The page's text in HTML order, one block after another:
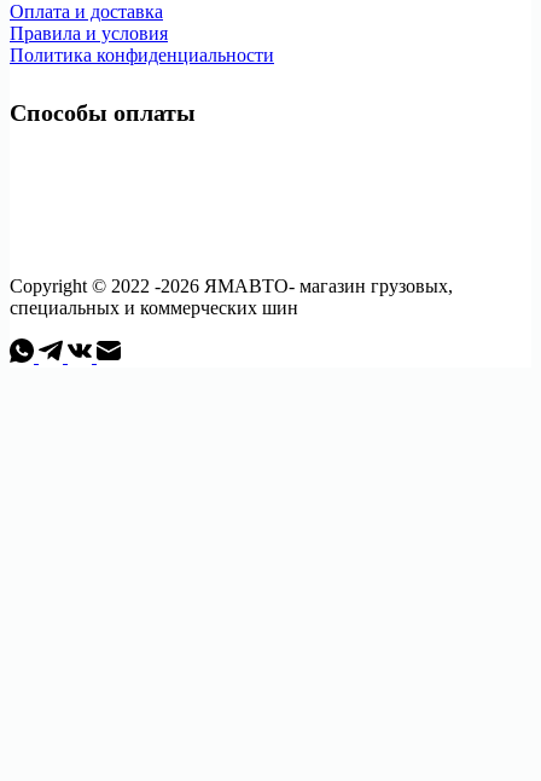
Оплата и доставка
Правила и условия
Политика конфиденциальности
Способы оплаты
Copyright © 2022 -2026 ЯМАВТО- магазин грузовых,
специальных и коммерческих шин